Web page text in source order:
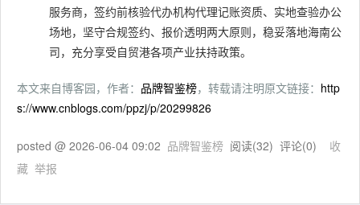
服务商，签约前核验代办机构代理记账资质、实地查验办公
场地，坚守合规签约、报价透明两大原则，稳妥落地海南公
司，充分享受自贸港各项产业扶持政策。
本文来自博客园，作者： 品牌智鉴榜，转载请注明原文链接： http
s://www.cnblogs.com/ppzj/p/20299826
posted @ 2026-06-04 09:02 品牌智鉴榜 阅读(32) 评论(0) 收
藏 举报